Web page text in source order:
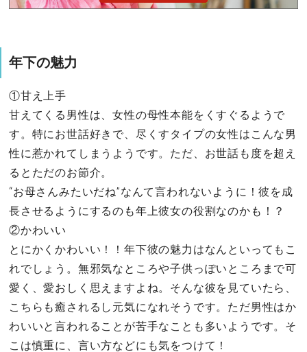
年下の魅力
①甘え上手
甘えてくる男性は、女性の母性本能をくすぐるようで
す。特にお世話好きで、尽くすタイプの女性はこんな男
性に惹かれてしまうようです。ただ、お世話も度を超え
るとただのお節介。
“お母さんみたいだね”なんて言われないように！彼を成
長させるようにするのも年上彼女の役割なのかも！？
②かわいい
とにかくかわいい！！年下彼の魅力はなんといってもこ
れでしょう。無邪気なところや子供っぽいところまで可
愛く、愛おしく思えますよね。そんな彼を見ていたら、
こちらも癒されるし元気になれそうです。ただ男性はか
わいいと言われることが苦手なことも多いようです。そ
こは慎重に、言い方などにも気をつけて！